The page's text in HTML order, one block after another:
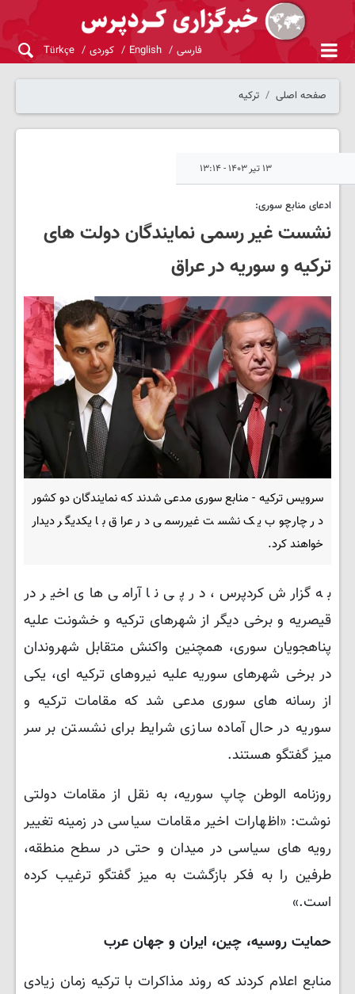
فارسی English کوردی Türkçe
صفحه اصلی ترکیه
۱۳ تیر ۱۴۰۳ - ۱۳:۱۴
ادعای منابع سوری:
نشست غیر رسمی نمایندگان دولت های
ترکیه و سوریه در عراق
سرویس ترکیه - منابع سوری مدعی شدند که نمایندگان دو کشور
در چارچوب یک نشست غیررسمی در عراق با یکدیگر دیدار
خواهند کرد.
به گزارش کردپرس، در پی نا آرامی های اخیر در
قیصریه و برخی دیگر از شهرهای ترکیه و خشونت علیه
پناهجویان سوری، همچنین واکنش متقابل شهروندان
در برخی شهرهای سوریه علیه نیروهای ترکیه ای، یکی
از رسانه های سوری مدعی شد که مقامات ترکیه و
سوریه در حال آماده سازی شرایط برای نشستن بر سر
میز گفتگو هستند.
روزنامه الوطن چاپ سوریه، به نقل از مقامات دولتی
نوشت: «اظهارات اخیر مقامات سیاسی در زمینه تغییر
رویه های سیاسی در میدان و حتی در سطح منطقه،
طرفین را به فکر بازگشت به میز گفتگو ترغیب کرده
است.»
حمایت روسیه، چین، ایران و جهان عرب
منابع اعلام کردند که روند مذاکرات با ترکیه زمان زیادی